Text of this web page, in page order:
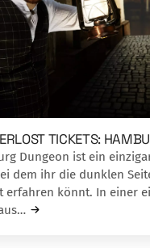
TICKETS:
Dungeon ist ein
dem ihr die dunklen
erfahren könnt. In einer